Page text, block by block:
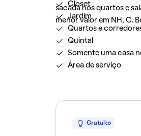
sacada nos quartos e
menor valor em NH, C.
Closet
Jardim
Quartos e
Quintal
Somente uma casa
Área de serviço
Gratuito